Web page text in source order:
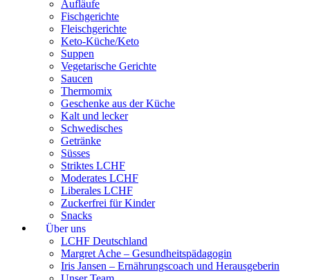
Aufläufe
Fischgerichte
Fleischgerichte
Keto-Küche/Keto
Suppen
Vegetarische Gerichte
Saucen
Thermomix
Geschenke aus der Küche
Kalt und lecker
Schwedisches
Getränke
Süsses
Striktes LCHF
Moderates LCHF
Liberales LCHF
Zuckerfrei für Kinder
Snacks
Über uns
LCHF Deutschland
Margret Ache – Gesundheitspädagogin
Iris Jansen – Ernährungscoach und Herausgeberin